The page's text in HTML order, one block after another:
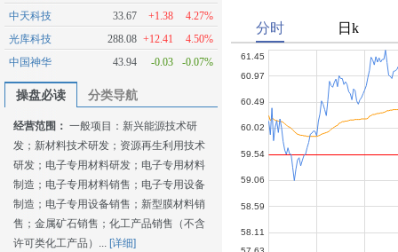
中天科技
33.67 +1.38
4.27%
光库科技
288.08 +12.41
4.50%
中国神华
43.94 -0.03 -0.07%
操盘必读 分类导航
经营范围： 一般项目：新兴能源技术研
发；新材料技术研发；资源再生利用技术
研发；电子专用材料研发；电子专用材料
制造；电子专用材料销售；电子专用设备
制造；电子专用设备销售；新型膜材料销
售；金属矿石销售；化工产品销售（不含
许可类化工产品）... [详细]